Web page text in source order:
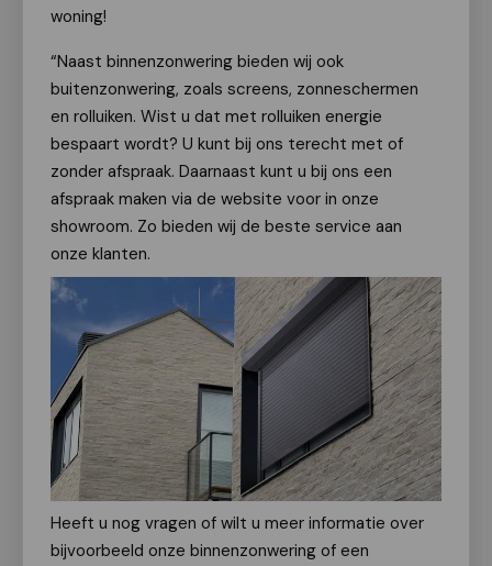
woning!
“Naast binnenzonwering bieden wij ook
buitenzonwering, zoals screens, zonneschermen
en rolluiken. Wist u dat met rolluiken energie
bespaart wordt? U kunt bij ons terecht met of
zonder afspraak. Daarnaast kunt u bij ons een
afspraak maken via de website voor in onze
showroom. Zo bieden wij de beste service aan
onze klanten.
Heeft u nog vragen of wilt u meer informatie over
bijvoorbeeld onze binnenzonwering of een